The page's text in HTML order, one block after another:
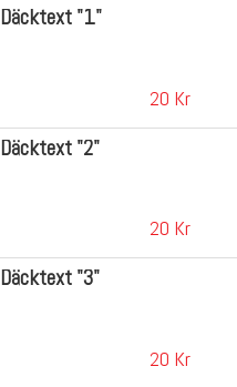
Däcktext "1"
20 Kr
Däcktext "2"
20 Kr
Däcktext "3"
20 Kr